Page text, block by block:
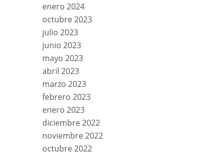
enero 2024
octubre 2023
julio 2023
junio 2023
mayo 2023
abril 2023
marzo 2023
febrero 2023
enero 2023
diciembre 2022
noviembre 2022
octubre 2022